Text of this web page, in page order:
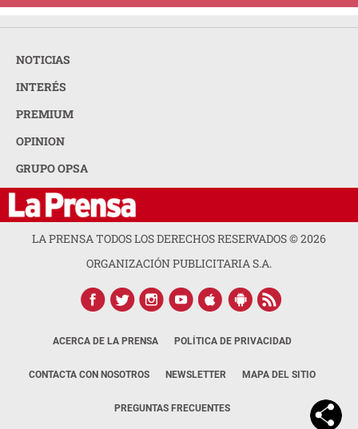
NOTICIAS
INTERÉS
PREMIUM
OPINION
GRUPO OPSA
LA PRENSA TODOS LOS DERECHOS RESERVADOS ©2026
ORGANIZACIÓN PUBLICITARIA S.A.
ACERCA DE LA PRENSA POLÍTICA DE PRIVACIDAD
CONTACTA CON NOSOTROS NEWSLETTER MAPA DEL SITIO
PREGUNTAS FRECUENTES